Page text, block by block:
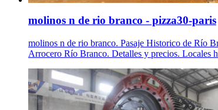
molinos n de rio branco - pizza30-paris
molinos n de rio branco. Pasaje Historico de Río
Arrocero Río Branco. Detalles y precios. Locales